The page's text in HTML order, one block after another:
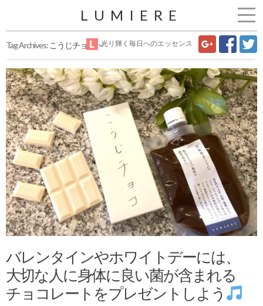
LUMIERE
光り輝く毎日へのエッセンス
Tag Archives: こうじチョコ
バレンタインやホワイトデーには、
大切な人に身体に良い菌が含まれる
チョコレートをプレゼントしよう